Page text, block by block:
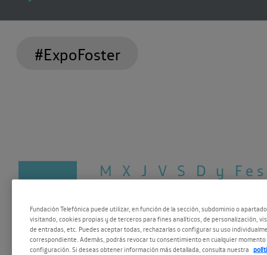
#ExpoFoster
19
ENE 2018
M X J V S D y
Fundación Telefónica puede utilizar, en función de la sección, subdominio o
visitando, cookies propias y de terceros para fines analíticos, de personalización,
de entradas, etc. Puedes aceptar todas, rechazarlas o configurar su uso
correspondiente. Además, podrás revocar tu consentimiento en cualquier momento
configuración. Si deseas obtener información más detallada, consulta nuestra